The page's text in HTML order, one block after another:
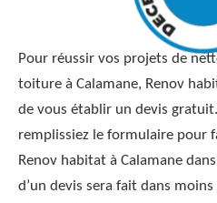
Pour réussir vos projets de
toiture à Calamane, Renov
de vous établir un devis
remplissiez le formulaire pour
Renov habitat à Calamane
d’un devis sera fait dans